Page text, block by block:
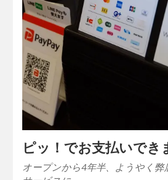
ピッ！でお支払いでき
オープンから4年半、ようやく弊